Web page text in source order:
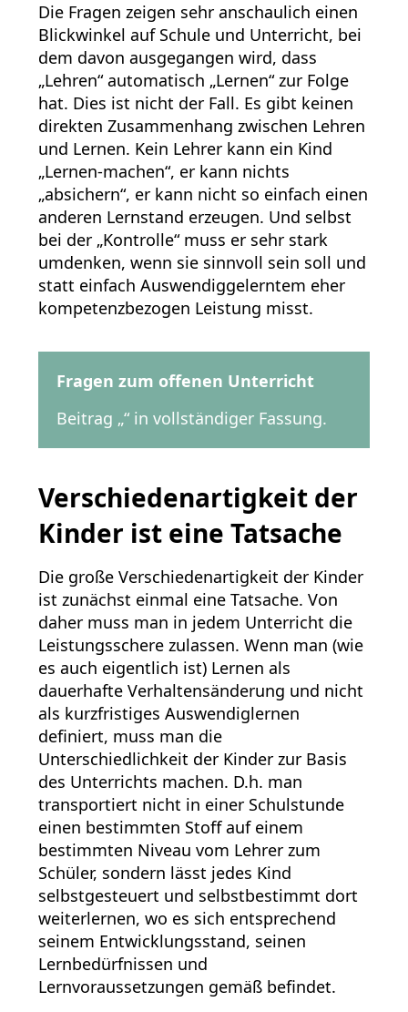
Die Fragen zeigen sehr anschaulich einen
Blickwinkel auf Schule und Unterricht, bei
dem davon ausgegangen wird, dass
„Lehren“ automatisch „Lernen“ zur Folge
hat. Dies ist nicht der Fall. Es gibt keinen
direkten Zusammenhang zwischen Lehren
und Lernen. Kein Lehrer kann ein Kind
„Lernen-machen“, er kann nichts
„absichern“, er kann nicht so einfach einen
anderen Lernstand erzeugen. Und selbst
bei der „Kontrolle“ muss er sehr stark
umdenken, wenn sie sinnvoll sein soll und
statt einfach Auswendiggelerntem eher
kompetenzbezogen Leistung misst.
Fragen zum offenen Unterricht
Beitrag „“ in vollständiger Fassung.
Verschiedenartigkeit der
Kinder ist eine Tatsache
Die große Verschiedenartigkeit der Kinder
ist zunächst einmal eine Tatsache. Von
daher muss man in jedem Unterricht die
Leistungsschere zulassen. Wenn man (wie
es auch eigentlich ist) Lernen als
dauerhafte Verhaltensänderung und nicht
als kurzfristiges Auswendiglernen
definiert, muss man die
Unterschiedlichkeit der Kinder zur Basis
des Unterrichts machen. D.h. man
transportiert nicht in einer Schulstunde
einen bestimmten Stoff auf einem
bestimmten Niveau vom Lehrer zum
Schüler, sondern lässt jedes Kind
selbstgesteuert und selbstbestimmt dort
weiterlernen, wo es sich entsprechend
seinem Entwicklungsstand, seinen
Lernbedürfnissen und
Lernvoraussetzungen gemäß befindet.